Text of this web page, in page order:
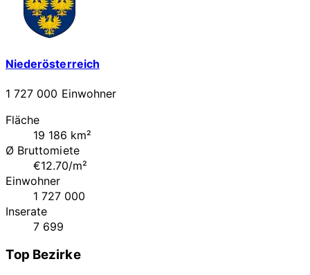
Niederösterreich
1 727 000 Einwohner
Fläche
19 186 km²
Ø Bruttomiete
€12.70/m²
Einwohner
1 727 000
Inserate
7 699
Top Bezirke